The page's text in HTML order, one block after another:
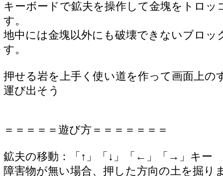
キーボードで鉱夫を操作して金塊をトロ
す。
地中には金塊以外にも破壊できないブロ
す。
押せる岩を上手く使い道を作って画面上
運び出そう
＝＝＝＝＝遊び方＝＝＝＝＝＝＝
鉱夫の移動：「↑」「↓」「←」「→」キー
障害物が無い場合、押した方向の土を掘り